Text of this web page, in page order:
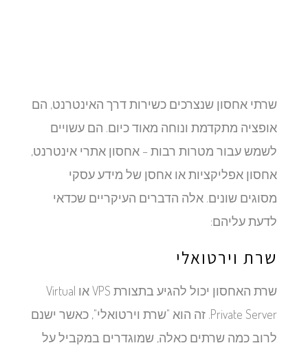
שרתי אחסון שנצרכים כשירות דרך האינטרנט, הם
אופציה מתקדמת ונוחה מאוד כיום. הם עשויים
לשמש עבור מטרות רבות – אחסון אתרי אינטרנט,
אחסון אפליקציות או אחסן של מידע עסקי
מסוגים שונים. אלה הדברים העיקריים שכדאי
לדעת עליהם:
שרת וירטואלי
שרת האחסון יכול להגיע בתצורת VPS או Virtual
Private Server. זה הוא "שרת וירטואלי", כאשר ישנם
לרוב כמה שרתים כאלה, שמוגדרים במקביל על